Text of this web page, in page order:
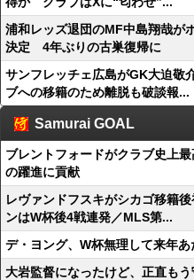
浦和レッズ退団のMF中島翔哉が
決定 4年ぶりの古巣復帰に
サンフレッチェ広島がGK大迫
ブへの移籍のため離脱も破談報...
Samurai GOAL
ブレントフォードがクラブ史上
の躍進に貢献
レヴァンドフスキがシカゴ移籍
ンはW杯後4戦連発／MLS第...
デ・ヨング、W杯無理して来年
大岩監督になったけど、正直も